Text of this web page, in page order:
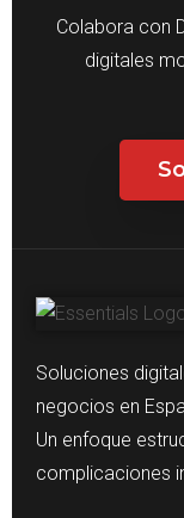
Colabora con
digitales
Soluciones
negocios en
Un enfoque
complicaciones